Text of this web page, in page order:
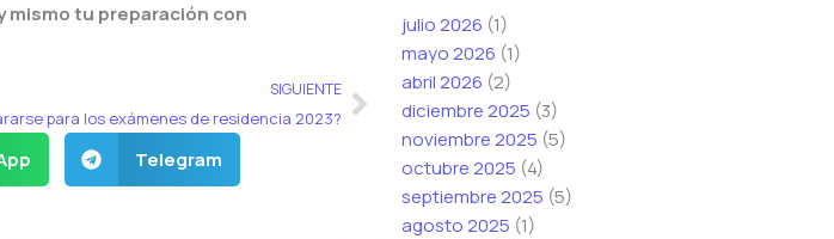
mismo tu preparación con
SIGUIENTE
para los exámenes de residencia 2023?
Siguiente
Telegram
julio 2026 (1)
mayo 2026 (1)
abril 2026 (2)
diciembre 2025 (3)
noviembre 2025 (5)
octubre 2025 (4)
septiembre 2025 (5)
agosto 2025 (1)